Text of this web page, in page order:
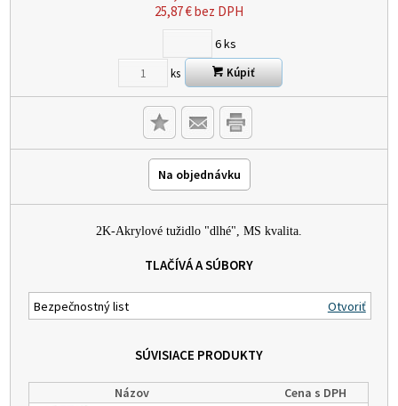
25,87€bez DPH
6ks
ks Kúpiť
Na objednávku
2K-Akrylové tužidlo "dlhé", MS kvalita.
TLAČÍVÁ A SÚBORY
Bezpečnostný list Otvoriť
SÚVISIACE PRODUKTY
Názov
Cena s DPH